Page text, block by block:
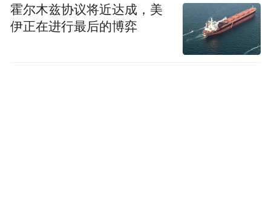
霍尔木兹协议将近达成，美
伊正在进行最后的博弈